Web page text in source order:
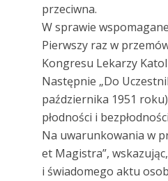
przeciwna.
W sprawie
Pierwszy raz w
Kongresu Lekarzy
Następnie „Do
października 1951
płodności i
Na uwarunkowania w
et Magistra”,
i świadomego aktu